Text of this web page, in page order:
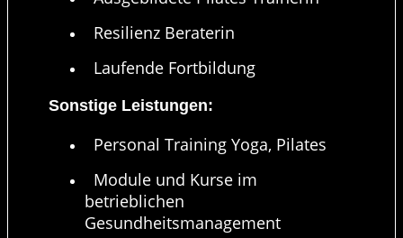
Resilienz Beraterin
Laufende Fortbildung
Sonstige Leistungen:
Personal Training Yoga, Pilates
Module und Kurse im
betrieblichen
Gesundheitsmanagement